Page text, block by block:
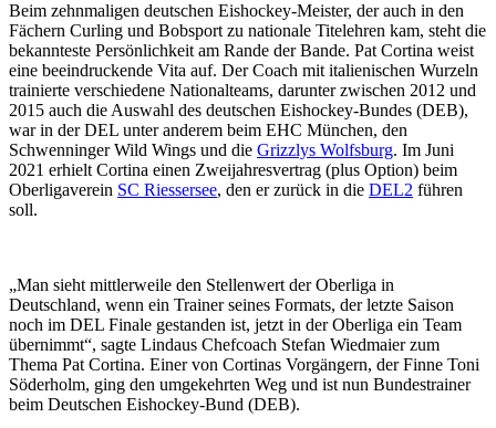
Beim zehnmaligen deutschen Eishockey-Meister, der auch in den
Fächern Curling und Bobsport zu nationale Titelehren kam, steht die
bekannteste Persönlichkeit am Rande der Bande. Pat Cortina weist
eine beeindruckende Vita auf. Der Coach mit italienischen Wurzeln
trainierte verschiedene Nationalteams, darunter zwischen 2012 und
2015 auch die Auswahl des deutschen Eishockey-Bundes (DEB),
war in der DEL unter anderem beim EHC München, den
Schwenninger Wild Wings und die Grizzlys Wolfsburg. Im Juni
2021 erhielt Cortina einen Zweijahresvertrag (plus Option) beim
Oberligaverein SC Riessersee, den er zurück in die DEL2 führen
soll.
„Man sieht mittlerweile den Stellenwert der Oberliga in
Deutschland, wenn ein Trainer seines Formats, der letzte Saison
noch im DEL Finale gestanden ist, jetzt in der Oberliga ein Team
übernimmt“, sagte Lindaus Chefcoach Stefan Wiedmaier zum
Thema Pat Cortina. Einer von Cortinas Vorgängern, der Finne Toni
Söderholm, ging den umgekehrten Weg und ist nun Bundestrainer
beim Deutschen Eishockey-Bund (DEB).